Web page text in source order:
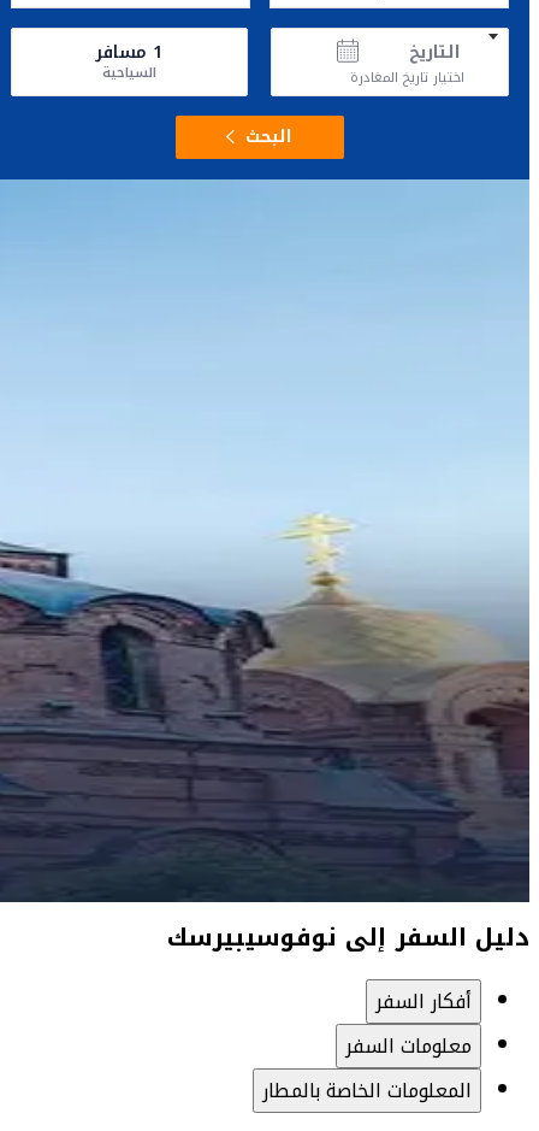
التاريخ
اختيار تاريخ المغادرة
1 مسافر
السياحية
البحث
دليل السفر إلى نوفوسيبيرسك
أفكار السفر
معلومات السفر
المعلومات الخاصة بالمطار